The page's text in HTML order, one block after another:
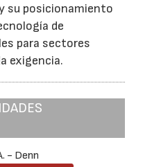
su posicionamiento
de
para sectores
exigencia.
- Denn